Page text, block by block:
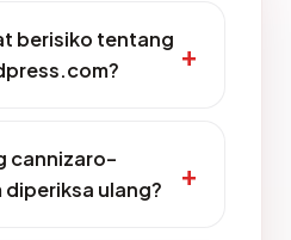
berisiko tentang
cannizaro-
ulang?